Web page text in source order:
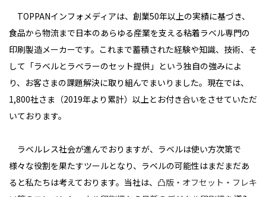
TOPPANインフォメディアは、創業50年以上の実績に基づき、
食品から物流まで日本のあらゆる産業を支える粘着ラベル専門の
印刷製造メーカーです。これまで蓄積された経験や知識、技術、そ
して「ラベルとラベラーのセット提供」という独自の強みによ
り、お客さまの課題解決に取り組んでまいりました。現在では、
1,800社さま（2019年より累計）以上とお付き合いをさせていただ
いております。
ラベルレス社会が進んでおりますが、ラベルは使い方次第で
様々な役割を果たすツールとなり、ラベルの可能性はまだまだあ
ると私たちは考えております。当社は、 凸版・オフセット・フレキ